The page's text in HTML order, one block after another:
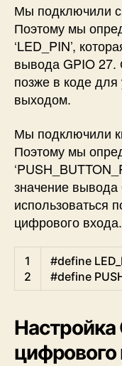
Мы подключили
Поэтому мы
‘LED_PIN’,
вывода GPIO 27.
позже в коде
выходом.
Мы подключили
Поэтому мы
значение
использоваться
цифрового входа.
1
2
#define
#define
Настройка